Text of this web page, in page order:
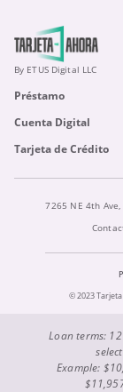
By ETUS Digital LLC
Préstamo
Cuenta Digital
Tarjeta de Crédito
7265 NE 4th
© 2023
Loan terms:
Example: